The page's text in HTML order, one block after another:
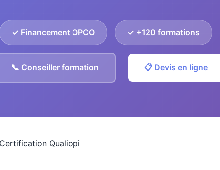
✓ Financement OPCO ✓ +120 formations
📞 Conseiller formation 📋 Devis en ligne